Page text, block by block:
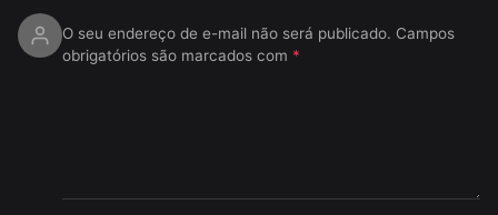
O seu endereço de e-mail não será publicado. Campos
obrigatórios são marcados com *